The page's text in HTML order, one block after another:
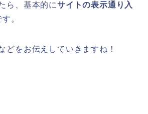
ら、基本的にサイトの表示通り入
す。
どをお伝えしていきますね！